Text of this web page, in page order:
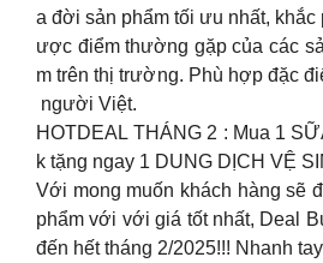
a đời sản phẩm tối ưu nhất,
ược điểm thường gặp của các
m trên thị trường. Phù hợp đặc
người Việt.
HOTDEAL THÁNG 2 : Mua 1
k tặng ngay 1 DUNG DỊCH VỆ
Với mong muốn khách hàng sẽ
phẩm với với giá tốt nhất, Deal
đến hết tháng 2/2025!!! Nhanh